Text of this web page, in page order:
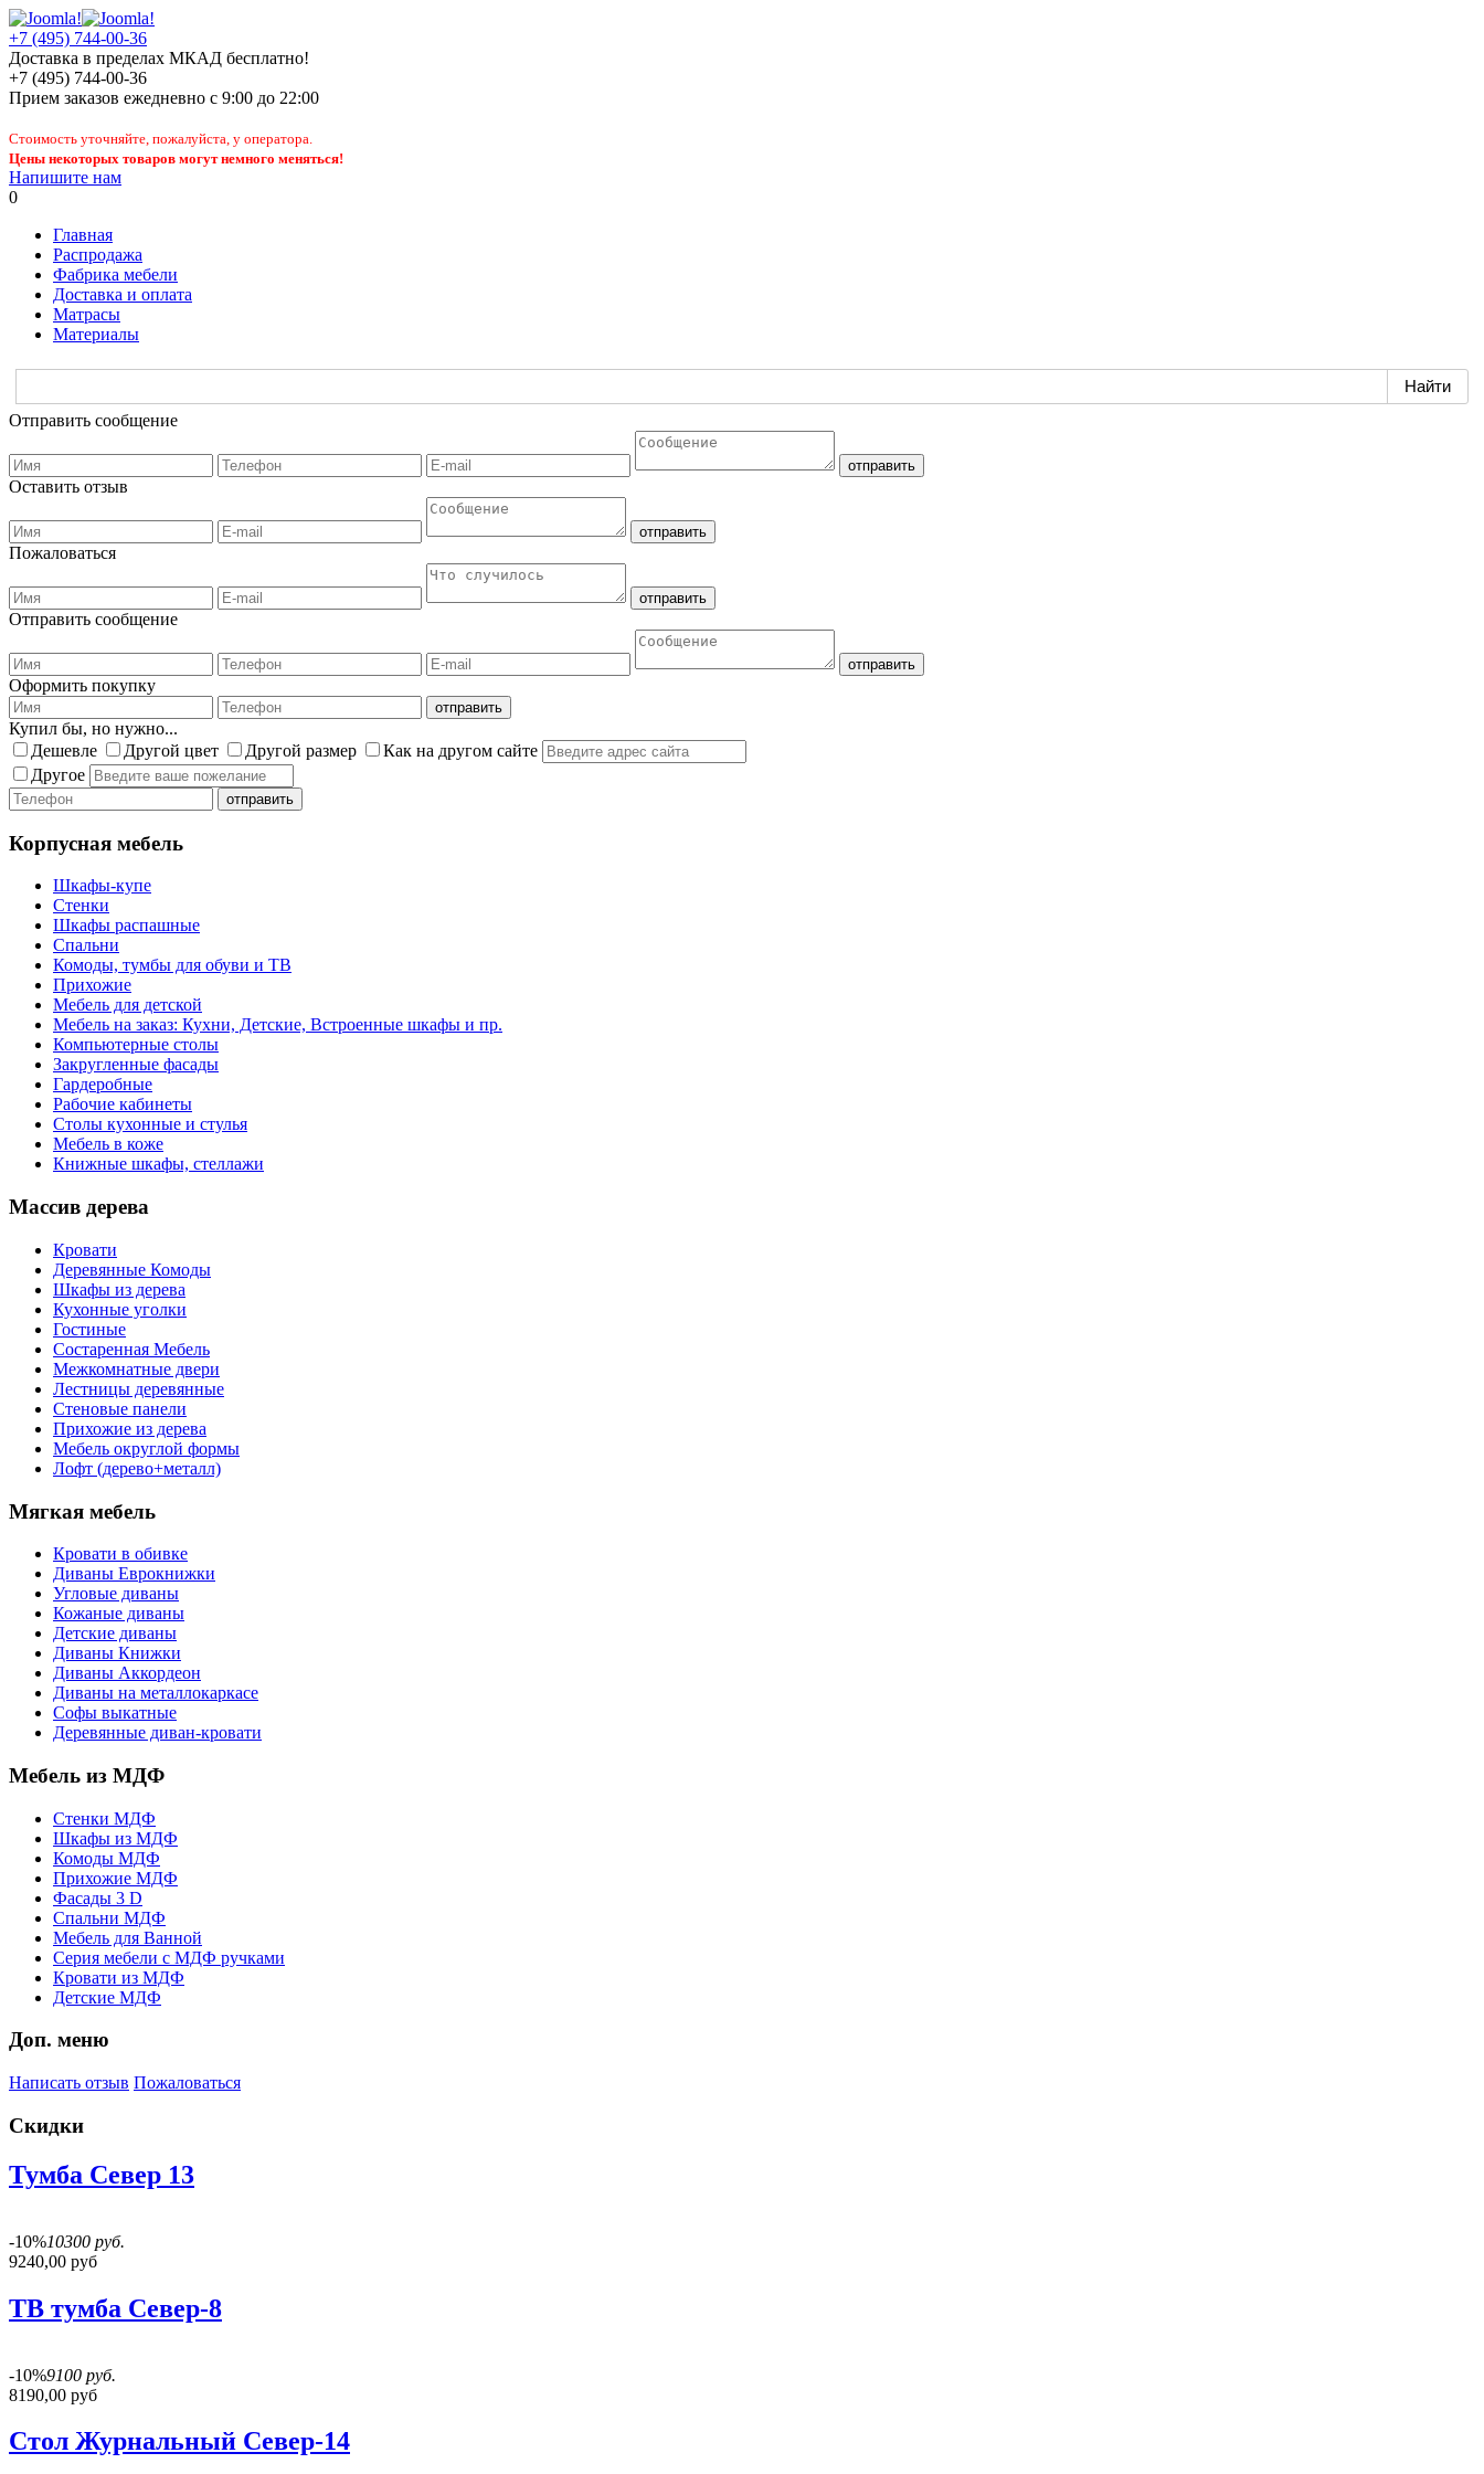
+7 (495) 744-00-36
Доставка в пределах МКАД бесплатно!
+7 (495) 744-00-36
Прием заказов ежедневно с 9:00 до 22:00
Стоимость уточняйте, пожалуйста, у оператора.
Цены некоторых товаров могут немного меняться!
Напишите нам
0
Главная
Распродажа
Фабрика мебели
Доставка и оплата
Матрасы
Материалы
Отправить сообщение
Оставить отзыв
Пожаловаться
Отправить сообщение
Оформить покупку
Купил бы, но нужно...
Дешевле
Другой цвет Другой размер
Как на другом сайте
Другое
Корпусная мебель
Шкафы-купе
Стенки
Шкафы распашные
Спальни
Комоды, тумбы для обуви и ТВ
Прихожие
Мебель для детской
Мебель на заказ: Кухни, Детские, Встроенные шкафы и пр.
Компьютерные столы
Закругленные фасады
Гардеробные
Рабочие кабинеты
Столы кухонные и стулья
Мебель в коже
Книжные шкафы, стеллажи
Массив дерева
Кровати
Деревянные Комоды
Шкафы из дерева
Кухонные уголки
Гостиные
Состаренная Мебель
Межкомнатные двери
Лестницы деревянные
Стеновые панели
Прихожие из дерева
Мебель округлой формы
Лофт (дерево+металл)
Мягкая мебель
Кровати в обивке
Диваны Еврокнижки
Угловые диваны
Кожаные диваны
Детские диваны
Диваны Книжки
Диваны Аккордеон
Диваны на металлокаркасе
Софы выкатные
Деревянные диван-кровати
Мебель из МДФ
Стенки МДФ
Шкафы из МДФ
Комоды МДФ
Прихожие МДФ
Фасады 3 D
Спальни МДФ
Мебель для Ванной
Серия мебели с МДФ ручками
Кровати из МДФ
Детские МДФ
Доп. меню
Написать отзыв Пожаловаться
Скидки
Тумба Север 13
-10%10300 руб.
9240,00 руб
ТВ тумба Север-8
-10%9100 руб.
8190,00 руб
Стол Журнальный Север-14